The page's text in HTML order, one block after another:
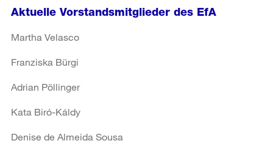
Aktuelle Vorstandsmitglieder des EfA
Martha Velasco
Franziska Bürgi
Adrian Pöllinger
Kata Biró-Káldy
Denise de Almeida Sousa